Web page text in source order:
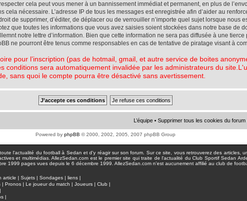
cela peut vous mener à un bannissement immédiat et permanent, en plus de
cela nécessaire. L’adresse IP de tous les messages est enregistrée afin d’aider au
de supprimer, d’éditer, de déplacer ou de verrouiller n’importe quel sujet lorsque nous
que toutes les informations que vous avez saisies soient stockées dans notre base de
notre lettre d’information. Bien que cette information ne sera pas diffusée à une tierce
ne pourront être tenus comme responsables en cas de tentative de piratage visant à
pour l’inscription (pas de hotmail, gmail, et autre service de boites
conditions sera automatiquement invalidée par les administrateurs du
sans quoi le compte pourra être désactivé sans avertissement.
L’équipe • Supprimer tous les cookies du forum
Powered by phpBB © 2000, 2002, 2005, 2007 phpBB Group
l'actualité du football à Sedan et d'y réagir sur son forum. Sur ce site, vous retrouverez des articles,
et multimédias. AllezSedan.com est le premier site qui traite de l'actualité du Club Sportif Sedan
pages vues depuis le 6 décembre 1999. AllezSedan.com n'est aucunement affilié au club de
article | Sujets | Sondages | liens |
| Pronos | Le joueur du match | Joueurs | Club |
|
|